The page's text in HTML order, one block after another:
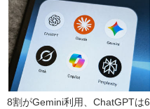
8割がGemini利用、ChatGPTは6